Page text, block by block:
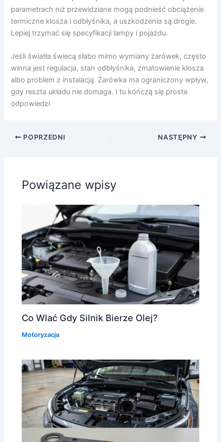
parametrach niż przewidziane mogą podnieść obciążenie
termiczne klosza i odbłyśnika, a uszkodzenia są drogie.
Lepiej trzymać się specyfikacji lampy i pojazdu.
Jeśli światła świecą słabo mimo wymiany żarówek, często
winna jest regulacja, stan odbłyśnika, zmatowienie klosza
albo problem z instalacją. Żarówka ma ograniczony wpływ,
gdy reszta układu nie domaga. I tu kończą się proste
odpowiedzi
POPRZEDNI NASTĘPNY
Powiązane wpisy
Co Wlać Gdy Silnik Bierze Olej?
Motoryzacja